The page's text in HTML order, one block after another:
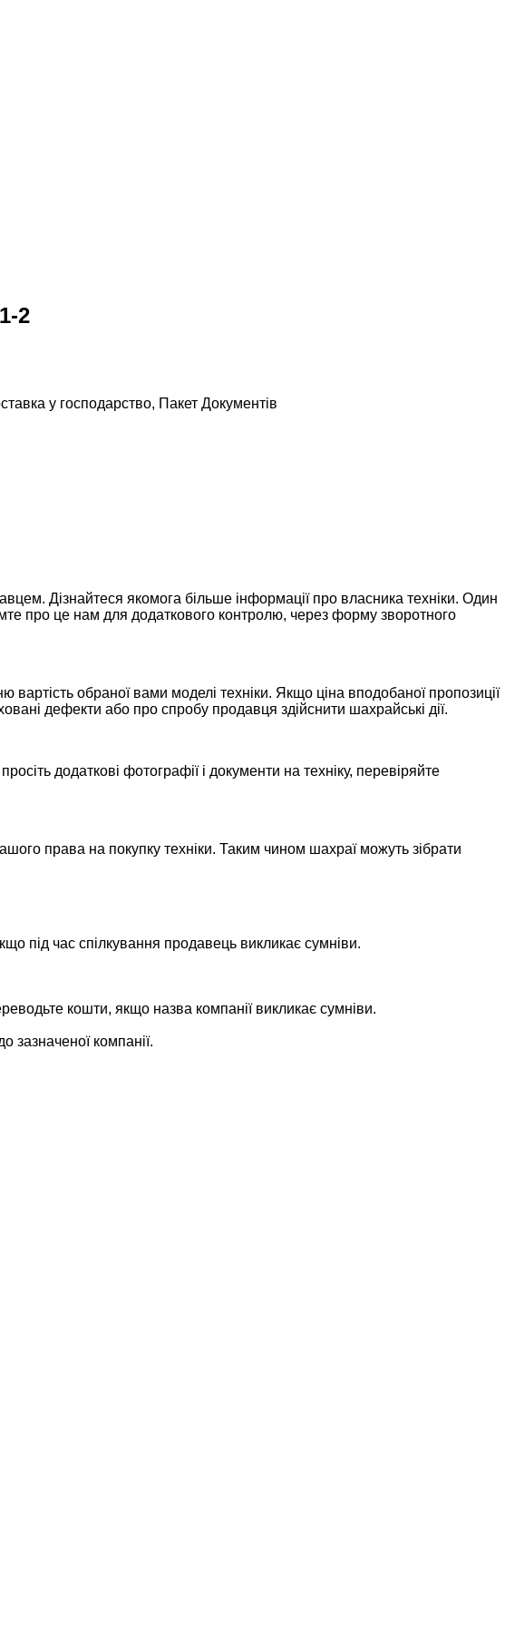
2
у господарство, Пакет Документів
Дізнайтеся якомога більше інформації про власника техніки. Один
про це нам для додаткового контролю, через форму зворотного
обраної вами моделі техніки. Якщо ціна вподобаної пропозиції
дефекти або про спробу продавця здійснити шахрайські дії.
додаткові фотографії і документи на техніку, перевіряйте
права на покупку техніки. Таким чином шахраї можуть зібрати
під час спілкування продавець викликає сумніви.
кошти, якщо назва компанії викликає сумніви.
зазначеної компанії.